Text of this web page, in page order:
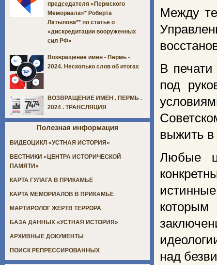
Между
В
под
выжить в
Любые
которым
над
председателя «Пермского
Мемориала»* Роберта
Латыпова** по статье о
«дискредитации вооруженных
сил РФ»
Возвращение имён - Пермь -
2024. Несколько слов об итогах
ВОЗВРАЩЕНИЕ ИМЁН . ПЕРМЬ .
2024 . ТРАНСЛЯЦИЯ
Полезная информация
ВИДЕОЦИКЛ «УСТНАЯ ИСТОРИЯ»
ВЕСТНИКИ «ЦЕНТРА ИСТОРИЧЕСКОЙ
ПАМЯТИ»
КАРТА ГУЛАГА В ПРИКАМЬЕ
КАРТА МЕМОРИАЛОВ В ПРИКАМЬЕ
МАРТИРОЛОГ ЖЕРТВ ТЕРРОРА
БАЗА ДАННЫХ «УСТНАЯ ИСТОРИЯ»
АРХИВНЫЕ ДОКУМЕНТЫ
ПОИСК РЕПРЕССИРОВАННЫХ